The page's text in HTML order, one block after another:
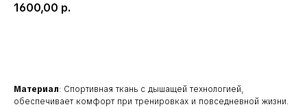
1600,00 р.
Материал: Спортивная ткань с дышащей технологией,
обеспечивает комфорт при тренировках и повседневной жизни.